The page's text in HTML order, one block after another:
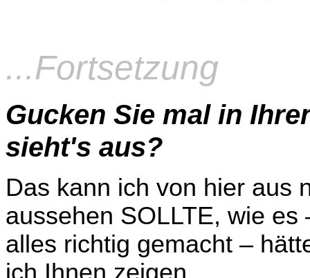
...Fortsetzung
Gucken Sie mal in
sieht's aus?
Das kann ich von hier aus
aussehen SOLLTE, wie
alles richtig gemacht –